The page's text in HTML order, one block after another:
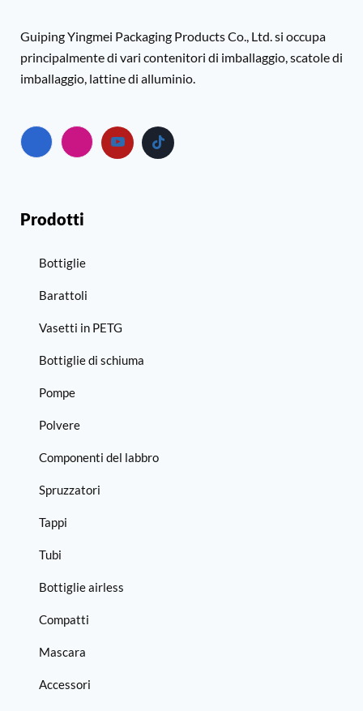
Guiping Yingmei Packaging Products Co., Ltd. si occupa
principalmente di vari contenitori di imballaggio, scatole di
imballaggio, lattine di alluminio.
Prodotti
Bottiglie
Barattoli
Vasetti in PETG
Bottiglie di schiuma
Pompe
Polvere
Componenti del labbro
Spruzzatori
Tappi
Tubi
Bottiglie airless
Compatti
Mascara
Accessori